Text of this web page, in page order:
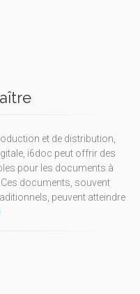
et de distribution,
i6doc peut offrir des
pour les documents à
documents, souvent
peuvent atteindre